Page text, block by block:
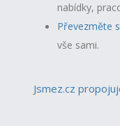
nabídky,
Převezměte
vše sami.
Jsmez.cz